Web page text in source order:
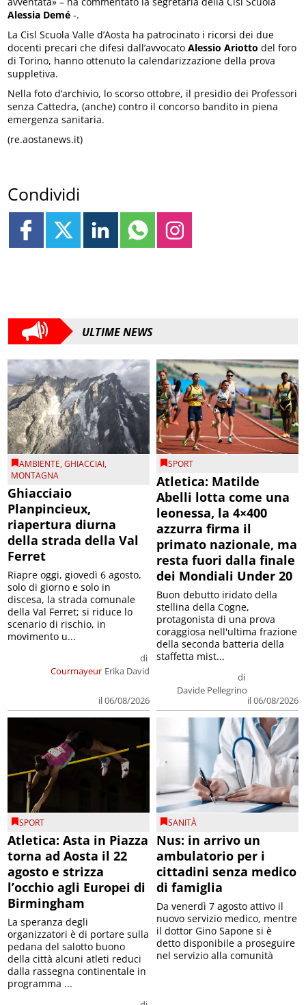
Alessia Demé -.
La Cisl Scuola Valle d’Aosta ha patrocinato i ricorsi dei due
docenti precari che difesi dall’avvocatoAlessio Ariotto del foro
di Torino, hanno ottenuto la calendarizzazione della prova
suppletiva.
Nella foto d’archivio, lo scorso ottobre, il presidio dei Professori
senza Cattedra, (anche) contro il concorso bandito in piena
emergenza sanitaria.
(re.aostanews.it)
Condividi
ULTIME NEWS
AMBIENTE,GHIACCIAI,
MONTAGNA
Ghiacciaio
Planpincieux,
riapertura diurna
della strada della Val
Ferret
Courmayeur
di
Erika David
il 06/08/2026
Riapre oggi, giovedì 6 agosto,
solo di giorno e solo in
discesa, la strada comunale
della Val Ferret; si riduce lo
scenario di rischio, in
movimento u...
SPORT
Atletica: Matilde
Abelli lotta come una
leonessa, la 4×400
azzurra firma il
primato nazionale, ma
resta fuori dalla finale
dei Mondiali Under 20
di
Davide Pellegrino
il 06/08/2026
Buon debutto iridato della
stellina della Cogne,
protagonista di una prova
coraggiosa nell'ultima frazione
della seconda batteria della
staffetta mist...
SPORT
Atletica: Asta in Piazza
torna ad Aosta il 22
agosto e strizza
l’occhio agli Europei di
Birmingham
La speranza degli
organizzatori è di portare sulla
pedana del salotto buono
della città alcuni atleti reduci
dalla rassegna continentale in
programma ...
SANITÀ
Nus: in arrivo un
ambulatorio per i
cittadini senza medico
di famiglia
Da venerdì 7 agosto attivo il
nuovo servizio medico, mentre
il dottor Gino Sapone si è
detto disponibile a proseguire
nel servizio alla comunità